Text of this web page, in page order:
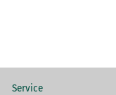
Service